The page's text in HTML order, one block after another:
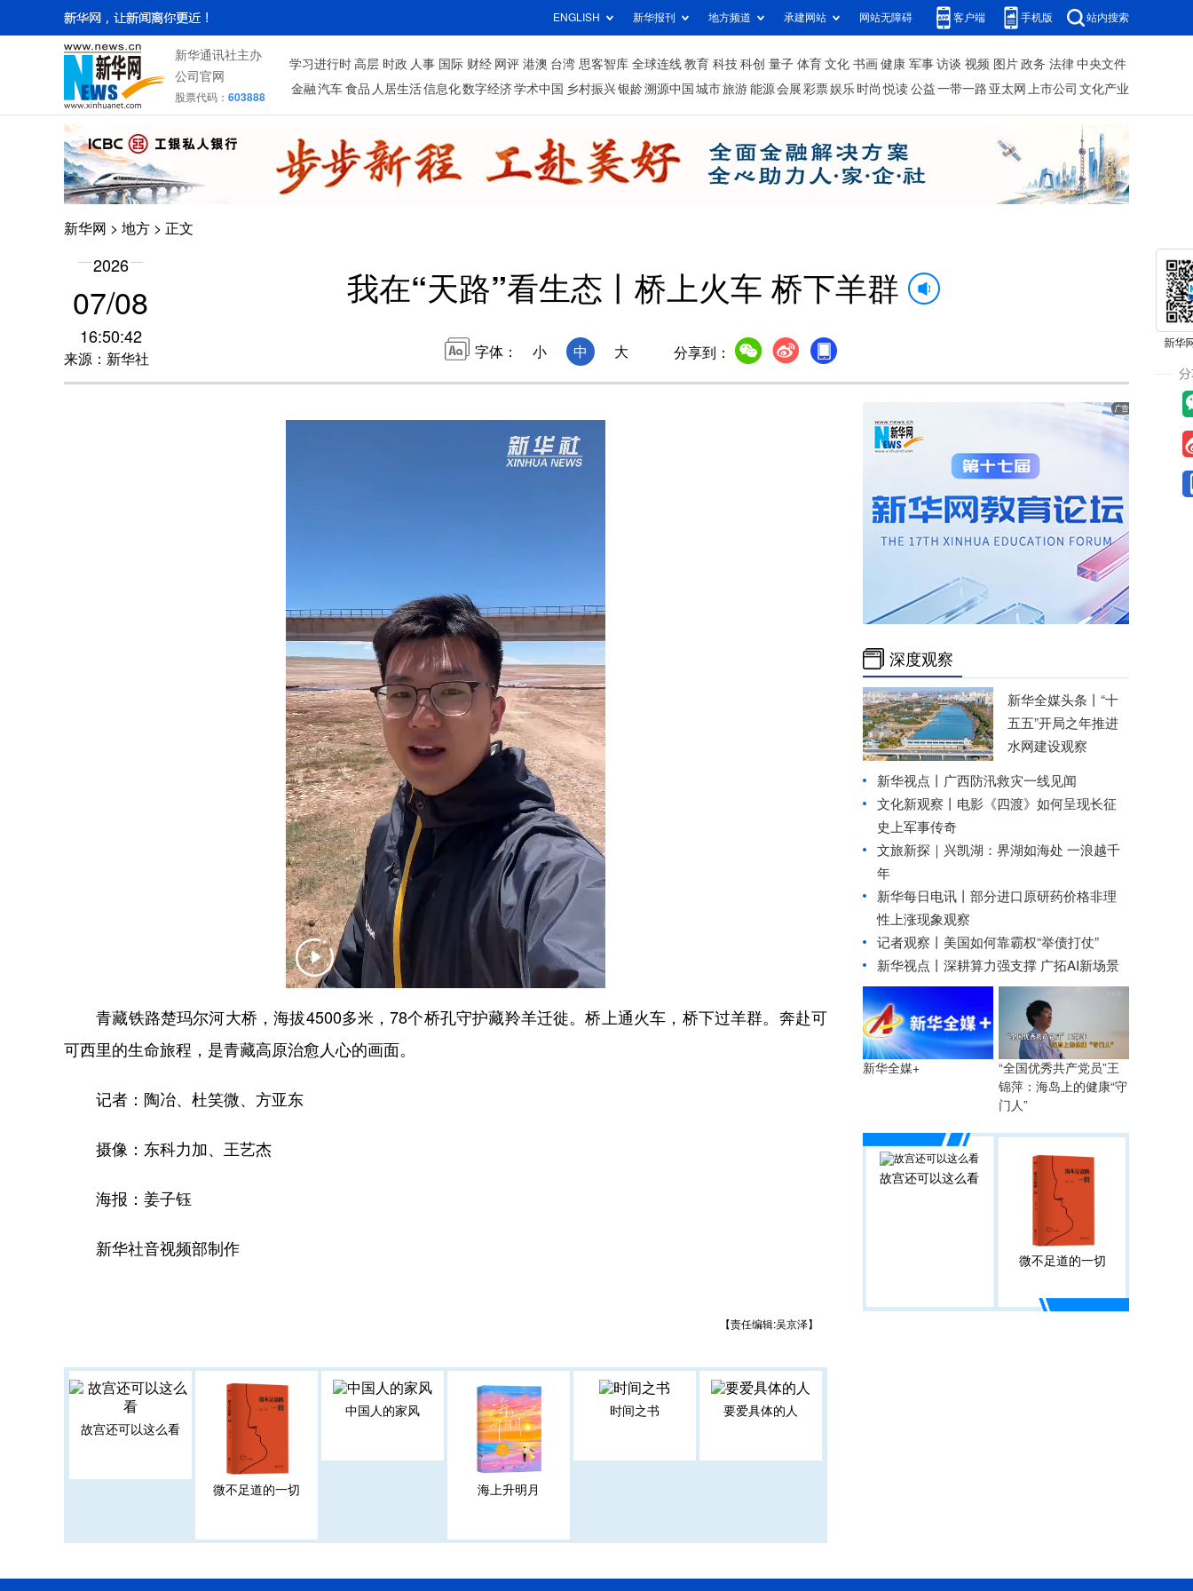
ENGLISH 新华报刊 地方频道 承建网站 网站无障碍 客户端 手机版 站内搜索
新华通讯社主办
公司官网
股票代码： 603888
学习进行时 高层 时政 人事 国际 财经 网评 港澳 台湾 思客智库 全球连线 教育 科技 科创 量子 体育 文化 书画 健康 军事 访谈 视频 图片 政务 法律 中央文件
金融 汽车 食品 人居生活信息化数字经济学术中国 乡村振兴银龄溯源中国 城市旅游 能源 会展 彩票娱乐 时尚 悦读 公益 一带一路 亚太网 上市公司 文化产业
新华网 > 地方 > 正文
2026
07/08
16:50:42
来源：新华社
我在“天路”看生态丨桥上火车 桥下羊群
字体： 小 中 大 分享到：
青藏铁路楚玛尔河大桥，海拔4500多米，78个桥孔守护藏羚羊迁徙。桥上通火车，桥下过羊群。奔赴可
可西里的生命旅程，是青藏高原治愈人心的画面。
记者：陶冶、杜笑微、方亚东
摄像：东科力加、王艺杰
海报：姜子钰
新华社音视频部制作
【责任编辑:吴京泽】
故宫还可以这么看
微不足道的一切
中国人的家风
海上升明月
时间之书 要爱具体的人
深度观察
新华全媒头条丨 “十
五五”开局之年推进
水网建设观察
新华视点丨
广西防汛救灾一线见闻
文化新观察丨 电影《四渡》如何呈现长征
史上军事传奇
文旅新探｜兴凯湖：界湖如海处 一浪越千
年
新华每日电讯丨 部分进口原研药价格非理
性上涨现象观察
记者观察丨美国如何靠霸权“举债打仗”
新华视点丨 深耕算力强支撑 广拓AI新场景
新华全媒+
“全国优秀共产党员”王
锦萍：海岛上的健康“守
门人”
故宫还可以这么看
微不足道的一切